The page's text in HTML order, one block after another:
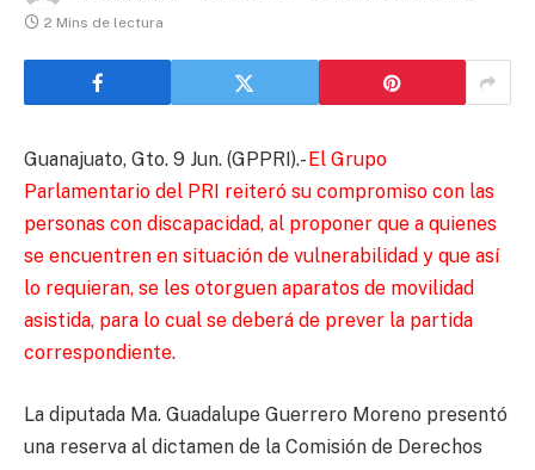
2 Mins de lectura
Guanajuato, Gto. 9 Jun. (GPPRI).-El Grupo
Parlamentario del PRI reiteró su compromiso con las
personas con discapacidad, al proponer que a quienes
se encuentren en situación de vulnerabilidad y que así
lo requieran, se les otorguen aparatos de movilidad
asistida, para lo cual se deberá de prever la partida
correspondiente.
La diputada Ma. Guadalupe Guerrero Moreno presentó
una reserva al dictamen de la Comisión de Derechos